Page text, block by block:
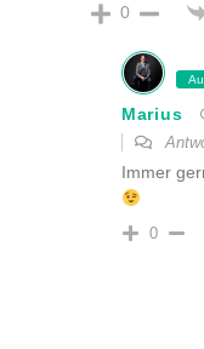
0
Marius
Immer
0